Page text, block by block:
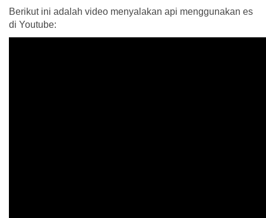
Berikut ini adalah video menyalakan api menggunakan es
di Youtube: